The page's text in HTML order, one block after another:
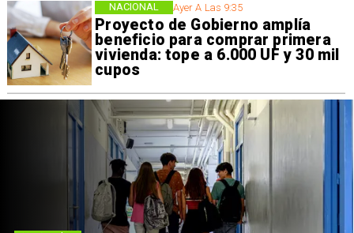
Ayer A Las 9:35
Proyecto de Gobierno amplía
beneficio para comprar primera
vivienda: tope a 6.000 UF y 30 mil
cupos
NACIONAL